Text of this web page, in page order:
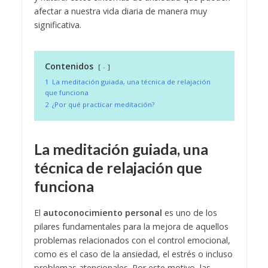
afectar a nuestra vida diaria de manera muy
significativa.
Contenidos
-
1 La meditación guiada, una técnica de relajación
que funciona
2 ¿Por qué practicar meditación?
La meditación guiada, una
técnica de relajación que
funciona
El autoconocimiento personal es uno de los
pilares fundamentales para la mejora de aquellos
problemas relacionados con el control emocional,
como es el caso de la ansiedad, el estrés o incluso